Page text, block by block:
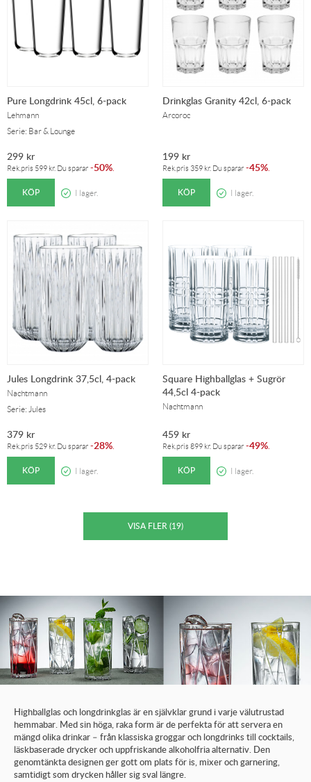
Pure Longdrink 45cl, 6-pack
Lehmann
Serie: Bar & Lounge
299 kr
Rek.pris 599 kr. Du sparar -50%.
KÖP I lager.
Drinkglas Granity 42cl, 6-pack
Arcoroc
199 kr
Rek.pris 359 kr. Du sparar -45%.
KÖP I lager.
Jules Longdrink 37,5cl, 4-pack
Nachtmann
Serie: Jules
379 kr
Rek.pris 529 kr. Du sparar -28%.
KÖP I lager.
Square Highballglas + Sugrör
44,5cl 4-pack
Nachtmann
459 kr
Rek.pris 899 kr. Du sparar -49%.
KÖP I lager.
Highballglas och longdrinkglas är en självklar grund i varje välutrustad
hemmabar. Med sin höga, raka form är de perfekta för att servera en
mängd olika drinkar – från klassiska groggar och longdrinks till cocktails,
läskbaserade drycker och uppfriskande alkoholfria alternativ. Den
genomtänkta designen ger gott om plats för is, mixer och garnering,
samtidigt som drycken håller sig sval längre.